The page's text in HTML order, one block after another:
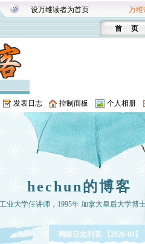
设万维读者为首页 万维
首 页
发表日志 控制面板 个人相册
hechun的博客
业大学任讲师，1995年 加拿大皇后大学博
网络日志列表 【2026-04】